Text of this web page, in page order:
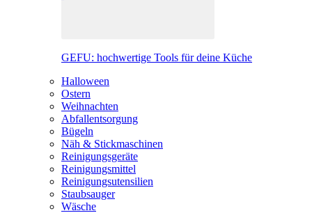
GEFU: hochwertige Tools für deine Küche
Halloween
Ostern
Weihnachten
Abfallentsorgung
Bügeln
Näh & Stickmaschinen
Reinigungsgeräte
Reinigungsmittel
Reinigungsutensilien
Staubsauger
Wäsche